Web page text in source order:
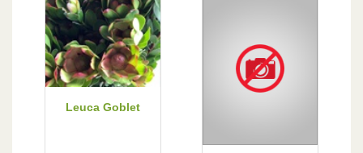
Leuca Goblet